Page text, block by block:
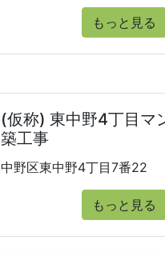
もっと見る
(仮称) 東中野4丁目マ
築工事
中野区東中野4丁目7番22
もっと見る